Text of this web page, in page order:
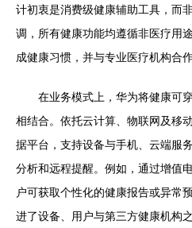
计初衷是消费级健康辅助工具，而
调，所有健康功能均遵循非医疗用
成健康习惯，并与专业医疗机构合
在业务模式上，华为将健康可
相结合。依托云计算、物联网及移
据平台，支持设备与手机、云端服
分析和远程提醒。例如，通过增值
户可获取个性化的健康报告或异常
进了设备、用户与第三方健康机构